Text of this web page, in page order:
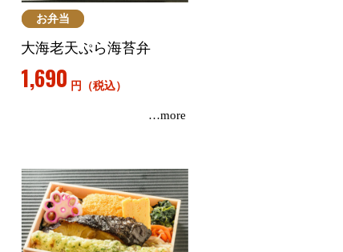
お弁当
大海老天ぷら海苔弁
1,690 円（税込）
…more